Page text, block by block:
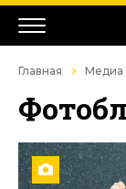
Главная Медиа